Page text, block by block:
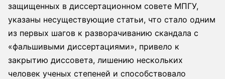
защищенных в диссертационном совете МПГУ,
указаны несуществующие статьи, что стало одним
из первых шагов к разворачиванию скандала с
«фальшивыми диссертациями», привело к
закрытию диссовета, лишению нескольких
человек ученых степеней и способствовало